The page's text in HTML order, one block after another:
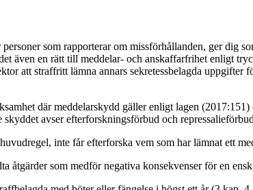
som rapporterar om missförhållanden, ger dig
även en rätt till meddelar- och anskaffarfrihet enligt
att straffritt lämna annars sekretessbelagda
där meddelarskydd gäller enligt lagen
avser efterforskningsförbud och
inte får efterforska vem som har lämnat ett
åtgärder som medför negativa konsekvenser för en